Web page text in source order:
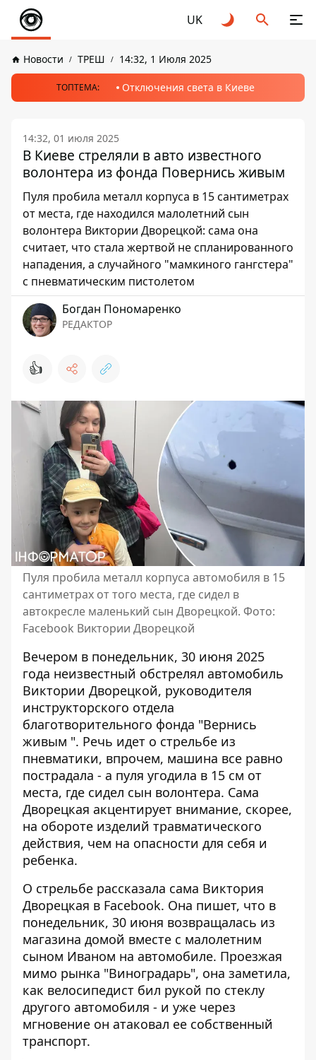
UK
Новости ТРЕШ 14:32, 1 Июля 2025
ТОПТЕМА: Отключения света в Киеве
14:32, 01 июля 2025
В Киеве стреляли в авто известного
волонтера из фонда Повернись живым
Пуля пробила металл корпуса в 15 сантиметрах
от места, где находился малолетний сын
волонтера Виктории Дворецкой: сама она
считает, что стала жертвой не спланированного
нападения, а случайного "мамкиного гангстера"
с пневматическим пистолетом
Богдан Пономаренко
РЕДАКТОР
👍
Пуля пробила металл корпуса автомобиля в 15
сантиметрах от того места, где сидел в
автокресле маленький сын Дворецкой. Фото:
Facebook Виктории Дворецкой
Вечером в понедельник, 30 июня 2025
года неизвестный обстрелял автомобиль
Виктории Дворецкой, руководителя
инструкторского отдела
благотворительного фонда "Вернись
живым ". Речь идет о стрельбе из
пневматики, впрочем, машина все равно
пострадала - а пуля угодила в 15 см от
места, где сидел сын волонтера. Сама
Дворецкая акцентирует внимание, скорее,
на обороте изделий травматического
действия, чем на опасности для себя и
ребенка.
О стрельбе рассказала сама Виктория
Дворецкая в Facebook. Она пишет, что в
понедельник, 30 июня возвращалась из
магазина домой вместе с малолетним
сыном Иваном на автомобиле. Проезжая
мимо рынка "Виноградарь", она заметила,
как велосипедист бил рукой по стеклу
другого автомобиля - и уже через
мгновение он атаковал ее собственный
транспорт.